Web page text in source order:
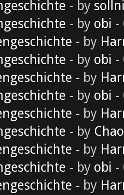
- by
- by obi -
- by
- by obi -
- by
- by obi -
- by
- by
- by
- by obi -
- by